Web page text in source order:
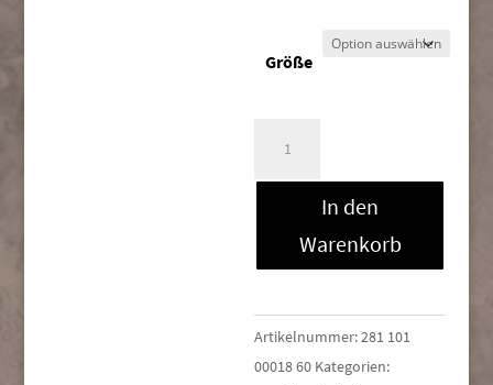
Größe
In den
Warenkorb
Artikelnummer:281 101
00018 60 Kategorien: